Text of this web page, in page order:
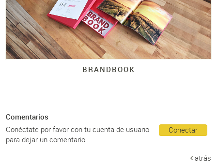
BRANDBOOK
Comentarios
Conectar
Conéctate por favor con tu cuenta de usuario
para dejar un comentario.
atrás